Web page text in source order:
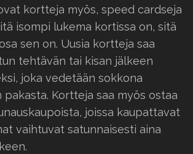
kortteja myös, speed cardseja
isompi lukema kortissa on, sitä
sen on. Uusia kortteja saa
tehtävän tai kisan jälkeen
joka vedetään sokkona
Kortteja saa myös ostaa
joissa kaupattavat
vaihtuvat satunnaisesti aina